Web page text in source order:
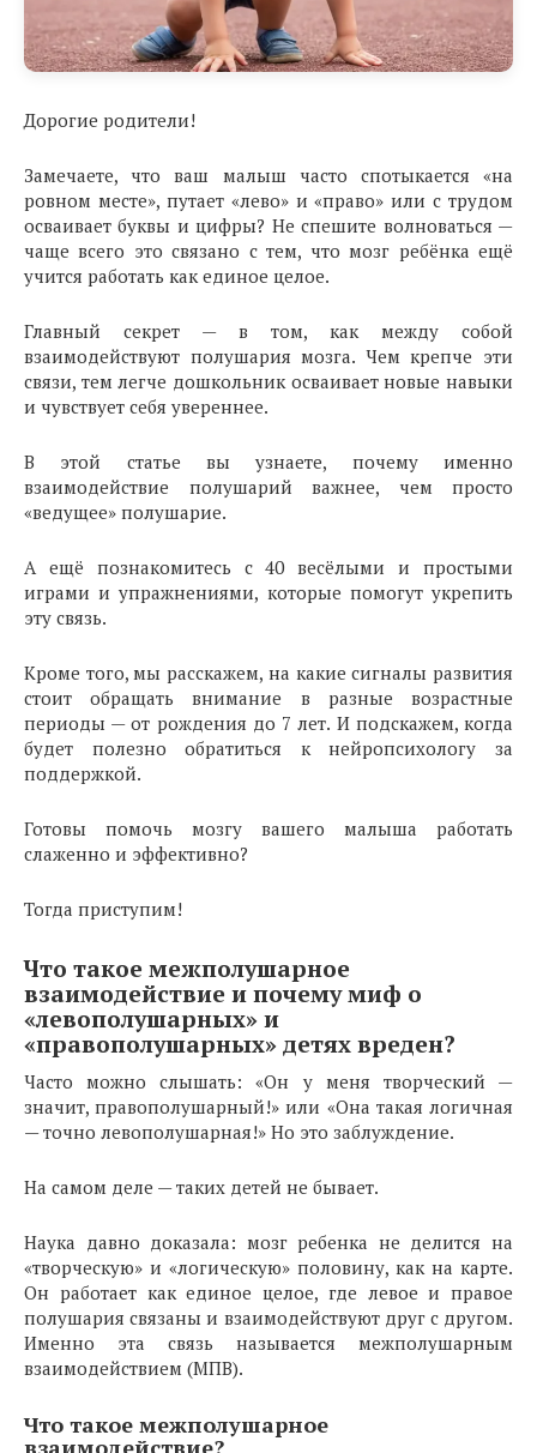
Дорогие родители!
Замечаете, что ваш малыш часто спотыкается «на
ровном месте», путает «лево» и «право» или с трудом
осваивает буквы и цифры? Не спешите волноваться —
чаще всего это связано с тем, что мозг ребёнка ещё
учится работать как единое целое.
Главный секрет — в том, как между собой
взаимодействуют полушария мозга. Чем крепче эти
связи, тем легче дошкольник осваивает новые навыки
и чувствует себя увереннее.
В этой статье вы узнаете, почему именно
взаимодействие полушарий важнее, чем просто
«ведущее» полушарие.
А ещё познакомитесь с 40 весёлыми и простыми
играми и упражнениями, которые помогут укрепить
эту связь.
Кроме того, мы расскажем, на какие сигналы развития
стоит обращать внимание в разные возрастные
периоды — от рождения до 7 лет. И подскажем, когда
будет полезно обратиться к нейропсихологу за
поддержкой.
Готовы помочь мозгу вашего малыша работать
слаженно и эффективно?
Тогда приступим!
Что такое межполушарное
взаимодействие и почему миф о
«левополушарных» и
«правополушарных» детях вреден?
Часто можно слышать: «Он у меня творческий —
значит, правополушарный!» или «Она такая логичная
— точно левополушарная!» Но это заблуждение.
На самом деле — таких детей не бывает.
Наука давно доказала: мозг ребенка не делится на
«творческую» и «логическую» половину, как на карте.
Он работает как единое целое, где левое и правое
полушария связаны и взаимодействуют друг с другом.
Именно эта связь называется межполушарным
взаимодействием (МПВ).
Что такое межполушарное
взаимодействие?